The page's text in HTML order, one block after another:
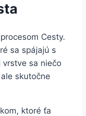
Cesty.
sa spájajú s
sa niečo
skutočne
ktoré ťa